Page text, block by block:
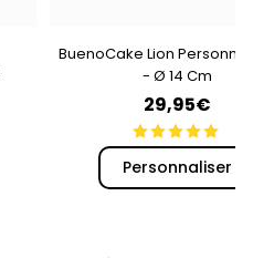
BuenoCake Lion
- Ø 14 Cm
29,95€
Personnaliser